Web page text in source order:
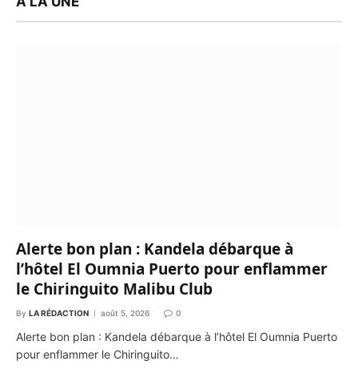
Alerte bon plan : Kandela débarque à
l’hôtel El Oumnia Puerto pour enflammer
le Chiringuito Malibu Club
By LA RÉDACTION août 5, 2026 0
Alerte bon plan : Kandela débarque à l’hôtel El Oumnia Puerto
pour enflammer le Chiringuito…